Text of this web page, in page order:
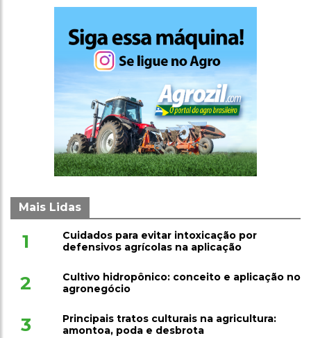
Mais Lidas
1
Cuidados para evitar intoxicação por
defensivos agrícolas na aplicação
2
Cultivo hidropônico: conceito e aplicação no
agronegócio
3
Principais tratos culturais na agricultura:
amontoa, poda e desbrota